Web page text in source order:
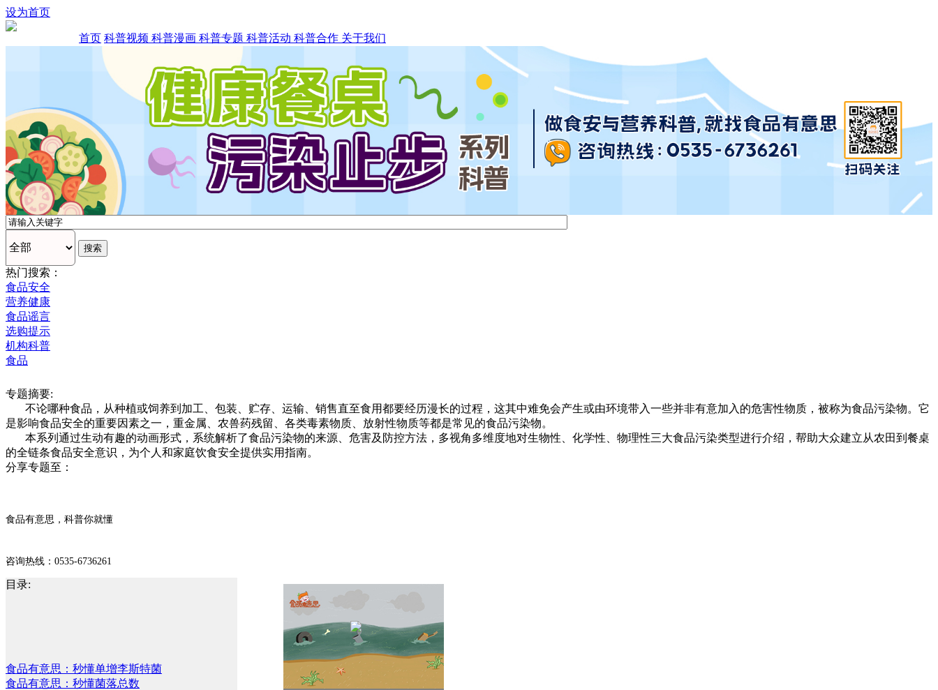
设为首页
首页 科普视频 科普漫画 科普专题 科普活动 科普合作 关于我们
热门搜索：
食品安全
营养健康
食品谣言
选购提示
机构科普
食品
专题摘要:
不论哪种食品，从种植或饲养到加工、包装、贮存、运输、销售直至食用都要经历漫长的过程，这其中难免会产生或由环境带入一些并非有意加入的危害性物质，被称为食品污染物。它
是影响食品安全的重要因素之一，重金属、农兽药残留、各类毒素物质、放射性物质等都是常见的食品污染物。
本系列通过生动有趣的动画形式，系统解析了食品污染物的来源、危害及防控方法，多视角多维度地对生物性、化学性、物理性三大食品污染类型进行介绍，帮助大众建立从农田到餐桌
的全链条食品安全意识，为个人和家庭饮食安全提供实用指南。
分享专题至：
食品有意思，科普你就懂
咨询热线：0535-6736261
目录:
食品有意思：秒懂单增李斯特菌
食品有意思：秒懂菌落总数